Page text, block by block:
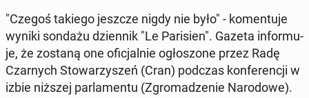
"Czegoś takiego jeszcze nigdy nie było" - ko­men­tu­je
wyniki sondażu dzien­nik "Le Pa­ri­sien". Gazeta in­for­mu­
je, że zostaną one ofi­cjal­nie ogło­szo­ne przez Radę
Czar­nych Sto­wa­rzy­szeń (Cran) podczas kon­fe­ren­cji w
izbie niższej par­la­men­tu (Zgro­ma­dze­nie Na­ro­do­we).